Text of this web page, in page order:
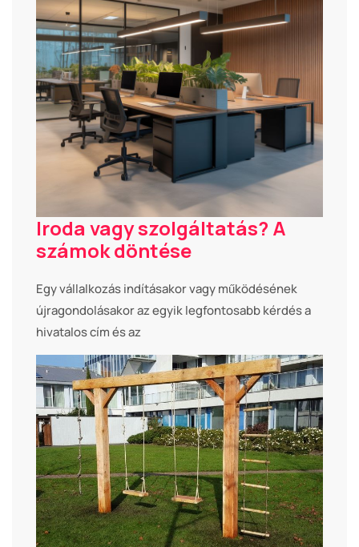
Iroda vagy szolgáltatás? A
számok döntése
Egy vállalkozás indításakor vagy működésének
újragondolásakor az egyik legfontosabb kérdés a
hivatalos cím és az